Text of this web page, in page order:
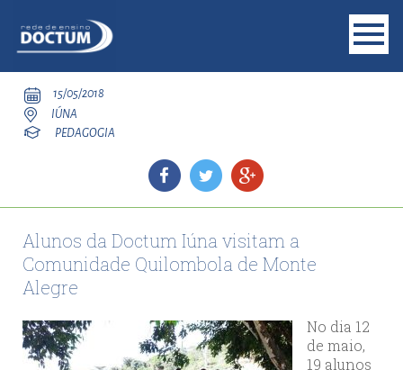
15/05/2018
IÚNA
PEDAGOGIA
Alunos da Doctum Iúna visitam a
Comunidade Quilombola de Monte
Alegre
No dia 12
de maio,
19 alunos